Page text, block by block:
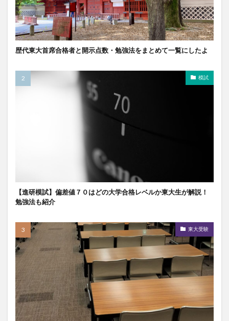
歴代東大首席合格者と開示点数・勉強法をまとめて一覧にしたよ
模試
【進研模試】偏差値７０はどの大学合格レベルか東大生が解説！
勉強法も紹介
東大受験